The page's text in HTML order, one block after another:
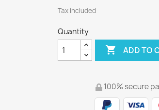
Tax included
Quantity
 ADD TO
100% secure